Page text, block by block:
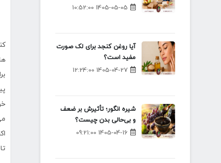
1405-05-05 10:52:00
آیا روغن کنجد برای لک صورت
مفید است؟
1405-04-27 12:24:00
شیره انگور؛ تأثیرش بر ضعف
و بی‌حالی بدن چیست؟
1405-04-16 09:21:00